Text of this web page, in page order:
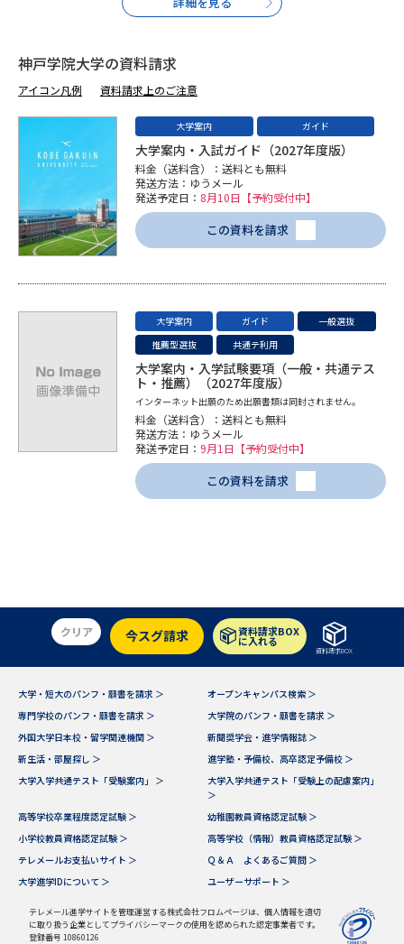
大学研究 大学検索
大学で学べる内容や特徴を調べる
新増設大学・学部・学科特集
国際・グローバルに強い大学特
データサイエンス特集 奨学金・特待生制度特集
デジタルパンフレット 進路の３択
（高3生用）
（高2生用）
オープンキャンパスなどを調べる
オープンキャンパス検索 実施プログラムから探す
来場型・Web型イベント特集 夢ナビライブ
志望校・出願校を調べる
受験スケジュールを立てよう
先輩が入学を決めた理由 テレメール全国一斉進学調査
新生活お役立ちガイド
学問検索
大学で学びたい学問発見
神戸学院大学の資料請求
アイコン凡例 資料請求上のご注意
大学案内 ガイド
大学案内・入試ガイド（2027年度版）
料金（送料含）：送料とも無料
発送方法：ゆうメール
発送予定日： 8月10日【予約受付中】
この資料を請求
大学案内 ガイド
一般選抜
推薦型選抜
共通テ利用
大学案内・入学試験要項（一般・共通テス
ト・推薦）（2027年度版）
インターネット出願のため出願書類は同封されません。
料金（送料含）：送料とも無料
発送方法：ゆうメール
発送予定日： 9月1日【予約受付中】
この資料を請求
クリア 今スグ請求 資料請求BOX
に入れる
資料請求BOX
大学・短大のパンフ・願書を請求 ＞
オープンキャンパス検索 ＞
専門学校のパンフ・願書を請求 ＞
大学院のパンフ・願書を請求 ＞
外国大学日本校・留学関連機関 ＞
新聞奨学会・進学情報誌 ＞
新生活・部屋探し ＞
進学塾・予備校、高卒認定予備校 ＞
大学入学共通テスト「受験案内」 ＞
大学入学共通テスト「受験上の配慮案内」
＞
高等学校卒業程度認定試験 ＞
幼稚園教員資格認定試験 ＞
小学校教員資格認定試験 ＞
高等学校（情報）教員資格認定試験 ＞
テレメールお支払いサイト ＞
Ｑ＆Ａ よくあるご質問 ＞
大学進学IDについて ＞
ユーザーサポート ＞
テレメール進学サイトを管理運営する株式会社フロムページは、個人情報を適切
に取り扱う企業としてプライバシーマークの使用を認められた認定事業者です。
登録番号 10860126